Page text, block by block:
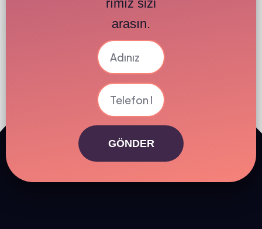
rımız sizi
arasın.
GÖNDER